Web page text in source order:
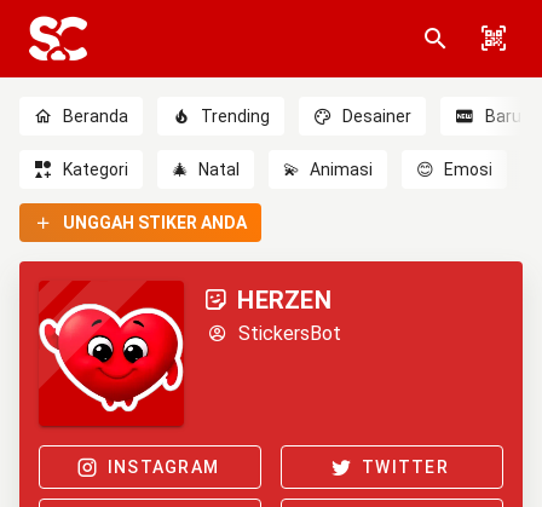
Beranda Trending Desainer Baru
Kategori 🎄 Natal 💫 Animasi 😊 Emosi
UNGGAH STIKER ANDA
HERZEN
StickersBot
INSTAGRAM TWITTER